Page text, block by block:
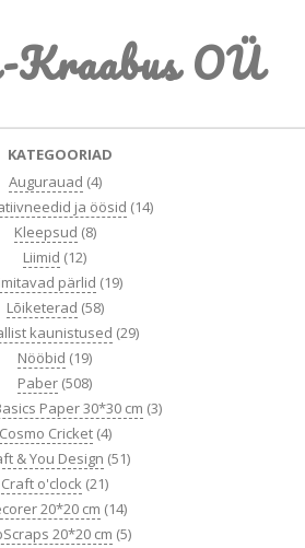
OÜ
KATEGOORIAD
Augurauad (4)
ja öösid (14)
Kleepsud (8)
Liimid (12)
pärlid (19)
Lõiketerad (58)
kaunistused (29)
Nööbid (19)
Paber (508)
Paper 30*30 cm (3)
Cosmo Cricket (4)
& You Design (51)
Craft o'clock (21)
20*20 cm (14)
20*20 cm (5)